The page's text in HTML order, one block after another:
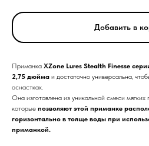
Добавить в
Приманка XZone Lures Stealth Finesse
2,75 дюйма и достаточно универсальна,
оснастках.
Она изготовлена из уникальной смеси мягких
которые позволяют этой приманке
горизонтально в толще воды при
приманкой.